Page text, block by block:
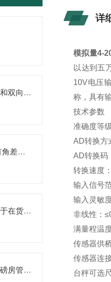
地磅单向无人值守系统和双向无人值守系统区别
电子地磅/电子汽车衡有角差及四角角差调节方法
叉车称重系统是一种用于在货物搬运过程中准确测量货物重量的技术
谈谈无人值守地磅软件磅房管理的功能需求
详
模拟量4-
以达到五
10V电压
称，具有
技术参数
准确度等
AD转换方
AD转换码
转换速度
输入信号
输入灵敏
非线性：
满量程温
传感器供
传感器连
台秤可选